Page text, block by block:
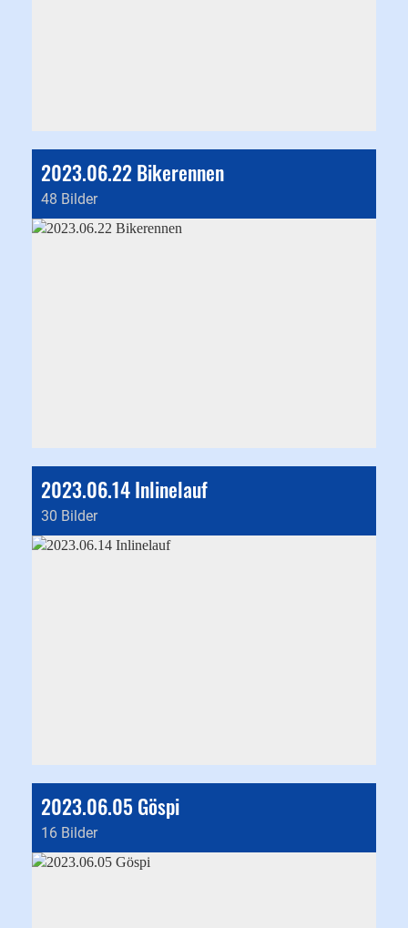
2023.06.22 Bikerennen
48 Bilder
2023.06.14 Inlinelauf
30 Bilder
2023.06.05 Göspi
16 Bilder